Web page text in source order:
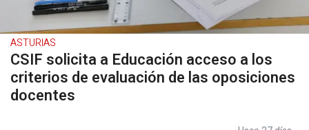
ASTURIAS
CSIF solicita a Educación acceso a los
criterios de evaluación de las oposiciones
docentes